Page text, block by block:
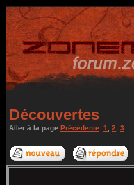
Découvertes
Aller à la page Précédente 1 2 3